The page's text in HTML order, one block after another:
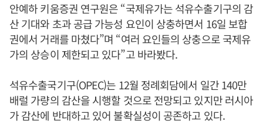
안예하 키움증권 연구원은 “국제유가는 석유수출기구의 감
산 기대와 초과 공급 가능성 요인이 상충하면서 16일 보합
권에서 거래를 마쳤다”며 “여러 요인들의 상충으로 국제유
가의 상승이 제한되고 있다”고 바라봤다.
석유수출국기구(OPEC)는 12월 정례회담에서 일간 140만
배럴 가량의 감산을 시행할 것으로 전망되고 있지만 러시아
가 감산에 반대하고 있어 불확실성이 공존하고 있다.